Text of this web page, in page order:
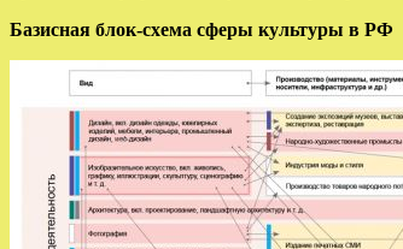
Базисная блок-схема сферы культуры в РФ